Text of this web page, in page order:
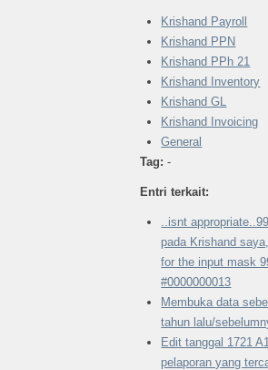
Krishand Payroll
Krishand PPN
Krishand PPh 21
Krishand Inventory
Krishand GL
Krishand Invoicing
General
Tag: -
Entri terkait:
..isnt
pada Krishand
for the input mask
#0000000013
Membuka data
tahun lalu/
Edit tanggal 1721
pelaporan yang